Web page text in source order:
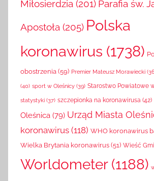
Miłosierdzia (201) Parafia św.
Apostoła (205) Polska
koronawirus (1738)
obostrzenia(59) Premier Mateusz Morawiecki
(40) sport w Oleśnicy (39) Starostwo Powiatowe
statystyki (37) szczepionka na koronawirusa (42)
Oleśnica (79) Urząd Miasta
koronawirus (118) WHO koronawirus
Wielka Brytania koronawirus (51) Wieść
Worldometer(1188)